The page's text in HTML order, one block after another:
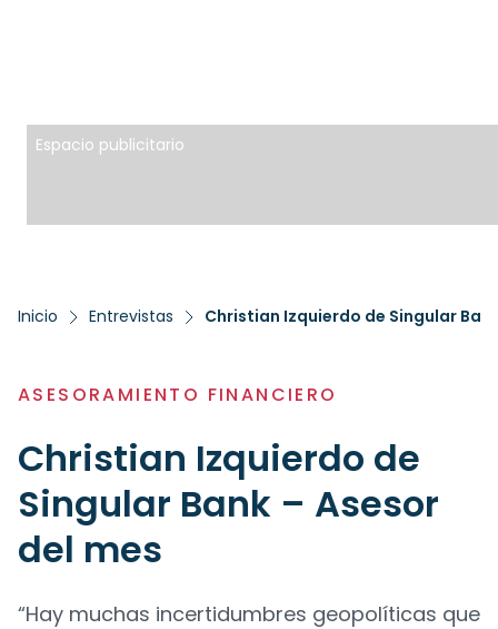
Espacio publicitario
Inicio Entrevistas Christian Izquierdo de Singular
ASESORAMIENTO FINANCIERO
Christian Izquierdo de
Singular Bank – Asesor
del mes
“Hay muchas incertidumbres geopolíticas que